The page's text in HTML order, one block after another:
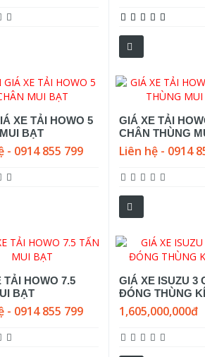
XE TẢI HOWO 5
BẠT
- 0914 855 799
GIÁ XE TẢI
CHÂN THÙNG
Liên hệ - 0914
TẢI HOWO 7.5
BẠT
- 0914 855 799
GIÁ XE ISUZU 3
ĐÓNG THÙNG
1,605,000,000đ